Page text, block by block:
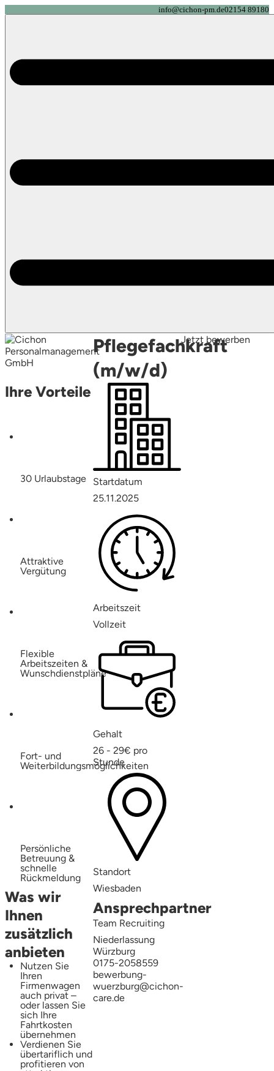
info@cichon-pm.de02154 89180
Pflegefachkraft
(m/w/d)
Jetzt bewerben
Ihre Vorteile
30 Urlaubstage
Attraktive
Vergütung
Flexible
Arbeitszeiten &
Wunschdienstpläne
Fort- und
Weiterbildungsmöglichkeiten
Persönliche
Betreuung &
schnelle
Rückmeldung
Was wir
Ihnen
zusätzlich
anbieten
Nutzen Sie
Ihren
Firmenwagen
auch privat –
oder lassen Sie
sich Ihre
Fahrtkosten
übernehmen
Verdienen Sie
übertariflich und
profitieren von
Startdatum
25.11.2025
Arbeitszeit
Vollzeit
Gehalt
26 - 29€ pro
Stunde
Standort
Wiesbaden
Ansprechpartner
Team Recruiting
Niederlassung
Würzburg
0175-2058559
bewerbung-
wuerzburg@cichon-
care.de